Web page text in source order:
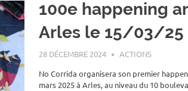
100e happening
Arles le 15/03/25
28 DÉCEMBRE 2024 ROGER LAHANA
ACTIONS
No Corrida organisera son premier
mars 2025 à Arles, au niveau du 10